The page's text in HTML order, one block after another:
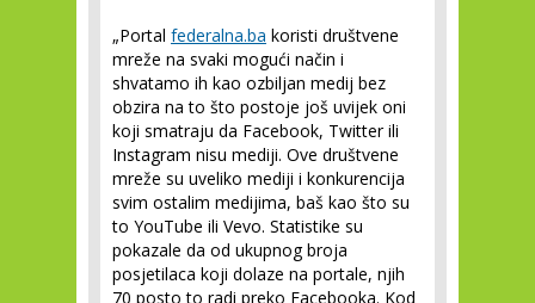
„Portal federalna.ba koristi društvene
mreže na svaki mogući način i
shvatamo ih kao ozbiljan medij bez
obzira na to što postoje još uvijek oni
koji smatraju da Facebook, Twitter ili
Instagram nisu mediji. Ove društvene
mreže su uveliko mediji i konkurencija
svim ostalim medijima, baš kao što su
to YouTube ili Vevo. Statistike su
pokazale da od ukupnog broja
posjetilaca koji dolaze na portale, njih
70 posto to radi preko Facebooka. Kod